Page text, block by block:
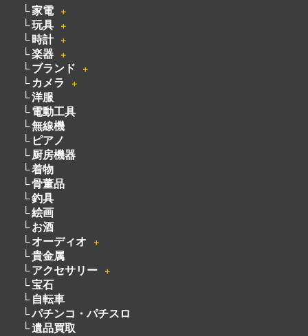
家電 ＋
玩具 ＋
時計 ＋
楽器 ＋
ブランド ＋
カメラ ＋
洋服
電動工具
無線機
ピアノ
厨房機器
着物
骨董品
釣具
絵画
お酒
オーディオ
＋
貴金属
アクセサリー
＋
宝石
自転車
パチンコ・パチスロ
遺品買取